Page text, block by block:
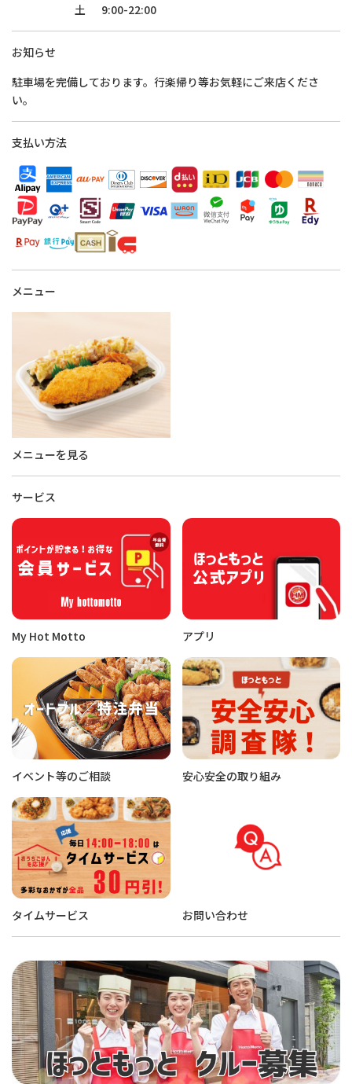
土
9:00-22:00
お知らせ
駐車場を完備しております。行楽帰り等お気軽にご来店くださ
い。
支払い方法
メニュー
メニューを見る
サービス
My Hot Motto アプリ
イベント等のご相談 安心安全の取り組み
タイムサービス お問い合わせ